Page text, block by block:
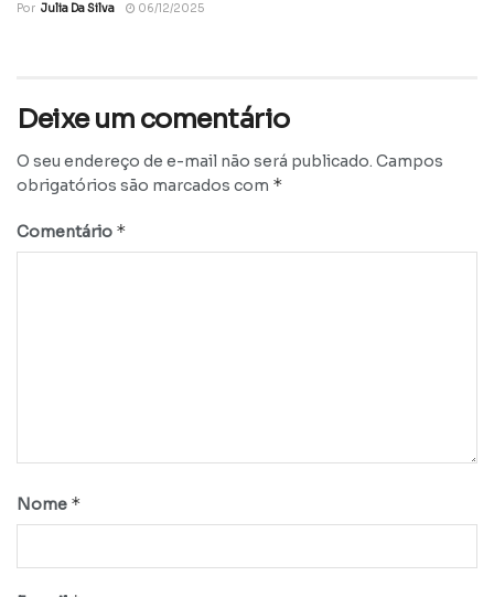
Por Julia Da Silva 06/12/2025
Deixe um comentário
O seu endereço de e-mail não será publicado. Campos
obrigatórios são marcados com *
Comentário *
Nome *